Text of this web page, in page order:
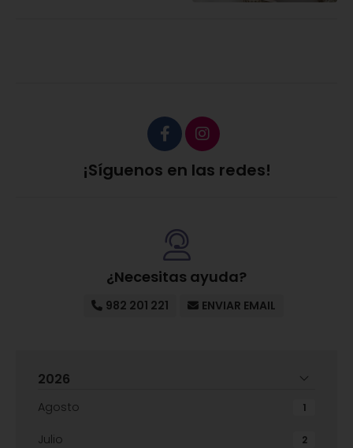
¡Síguenos en las redes!
¿Necesitas ayuda?
982 201 221 ENVIAR EMAIL
2026
Agosto 1
Julio 2